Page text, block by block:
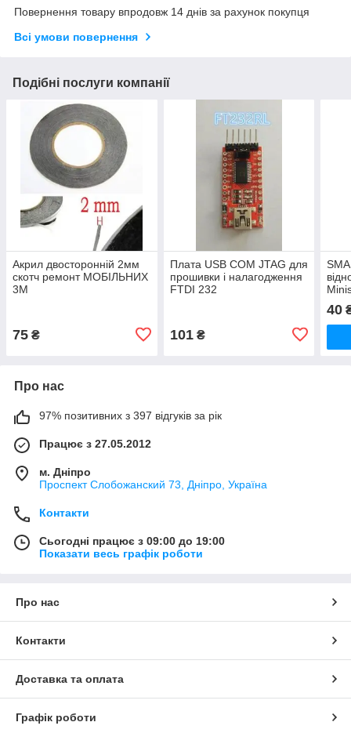
Повернення товару впродовж 14 днів за рахунок покупця
Всі умови повернення
Подібні послуги компанії
Акрил двосторонній 2мм
скотч ремонт МОБІЛЬНИХ
3М
75 ₴
Плата USB COM JTAG для
прошивки і налагодження
FTDI 232
101₴
40
Про нас
97% позитивних з 397 відгуків за рік
Працює з 27.05.2012
м. Дніпро
Проспект Слобожанский 73, Дніпро, Україна
Контакти
Сьогодні працює з 09:00 до 19:00
Показати весь графік роботи
Про нас
Контакти
Доставка та оплата
Графік роботи